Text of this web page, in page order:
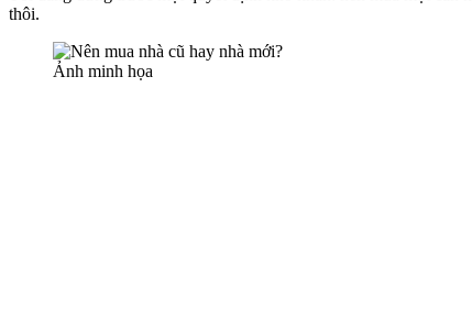
thôi.
Ảnh minh họa